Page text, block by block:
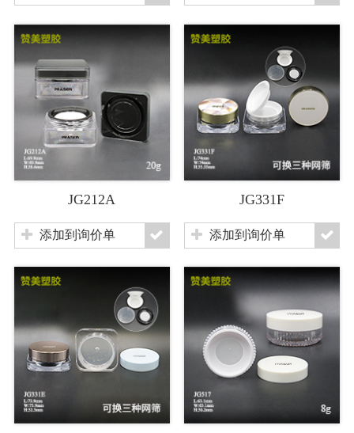
JG212A
添加到询价单
JG331F
添加到询价单